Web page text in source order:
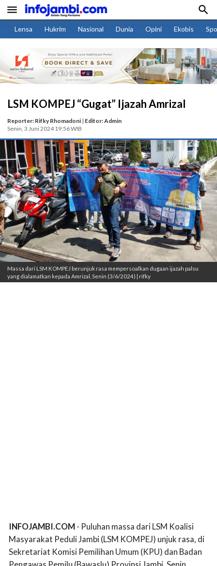
 
Lensa Hukrim Nasional Dunia Opini Ekobis
LSM KOMPEJ “Gugat” Ijazah Amrizal
Reporter: Rifky Rhomadoni | Editor: Admin
Senin, 3 Juni 2024 19:56 WIB
Massa dari LSM KOMPEJ berunjuk rasa mempersoalkan dugaan ijazah palsu
yang dialamatkan kepada Amrizal, Senin (3/6/2024) | rifky
INFOJAMBI.COM- Puluhan massa dari LSM Koalisi
Masyarakat Peduli Jambi (LSM KOMPEJ) unjuk rasa, di
Sekretariat Komisi Pemilihan Umum (KPU) dan Badan